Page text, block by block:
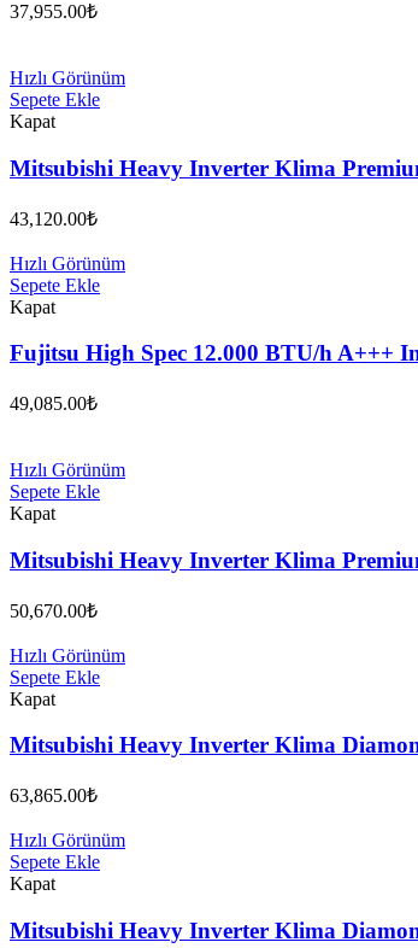
37,955.00₺
Hızlı Görünüm
Sepete Ekle
Kapat
Mitsubishi Heavy Inverter Klima
43,120.00₺
Hızlı Görünüm
Sepete Ekle
Kapat
Fujitsu High Spec 12.000 BTU/h A+++
49,085.00₺
Hızlı Görünüm
Sepete Ekle
Kapat
Mitsubishi Heavy Inverter Klima
50,670.00₺
Hızlı Görünüm
Sepete Ekle
Kapat
Mitsubishi Heavy Inverter Klima
63,865.00₺
Hızlı Görünüm
Sepete Ekle
Kapat
Mitsubishi Heavy Inverter Klima